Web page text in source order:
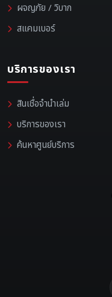
ผจญภัย / วิบาก
สแคมเบอร์
บริการของเรา
สินเชื่อจำนำเล่ม
บริการของเรา
ค้นหาศูนย์บริการ